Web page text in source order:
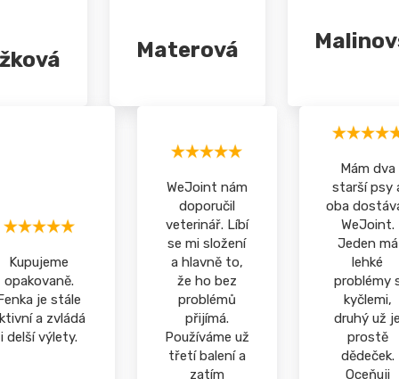
Materová
Kupujeme
opakovaně.
je stále
a zvládá
i delší výlety.
WeJoint nám
doporučil
veterinář. Líbí
se mi složení
a hlavně to,
že ho bez
problémů
přijímá.
Používáme už
třetí balení a
zatím
Mám dva
starší psy
oba
WeJoint.
Jeden má
lehké
problémy
kyčlemi,
druhý už
prostě
dědeček.
Oceňuji